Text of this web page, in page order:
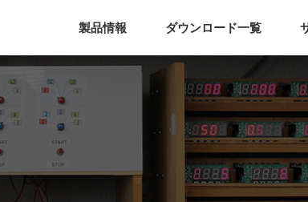
製品情報 ダウンロード一覧